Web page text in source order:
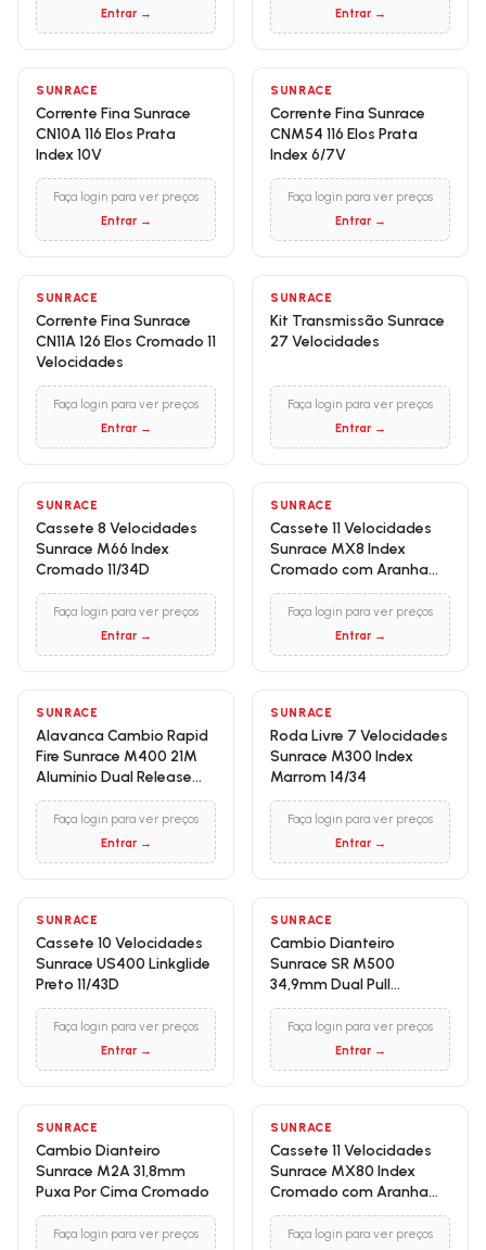
Entrar →
Entrar →
SUNRACE
Corrente Fina Sunrace
CN10A 116 Elos Prata
Index 10V
Faça login para ver preços
Entrar →
SUNRACE
Corrente Fina Sunrace
CNM54 116 Elos Prata
Index 6/7V
Faça login para ver preços
Entrar →
SUNRACE
Corrente Fina Sunrace
CN11A 126 Elos Cromado 11
Velocidades
Faça login para ver preços
Entrar →
SUNRACE
Kit Transmissão Sunrace
27 Velocidades
Faça login para ver preços
Entrar →
SUNRACE
Cassete 8 Velocidades
Sunrace M66 Index
Cromado 11/34D
Faça login para ver preços
Entrar →
SUNRACE
Cassete 11 Velocidades
Sunrace MX8 Index
Cromado com Aranha
Vermelha 11/42D
Faça login para ver preços
Entrar →
SUNRACE
Alavanca Cambio Rapid
Fire Sunrace M400 21M
Alumínio Dual Release
Sem Manete
Faça login para ver preços
Entrar →
SUNRACE
Roda Livre 7 Velocidades
Sunrace M300 Index
Marrom 14/34
Faça login para ver preços
Entrar →
SUNRACE
Cassete 10 Velocidades
Sunrace US400 Linkglide
Preto 11/43D
Faça login para ver preços
Entrar →
SUNRACE
Cambio Dianteiro
Sunrace SR M500
34,9mm Dual Pull
Cromado
Faça login para ver preços
Entrar →
SUNRACE
Cambio Dianteiro
Sunrace M2A 31,8mm
Puxa Por Cima Cromado
Faça login para ver preços
SUNRACE
Cassete 11 Velocidades
Sunrace MX80 Index
Cromado com Aranha
Vermelha 11/50D
Faça login para ver preços